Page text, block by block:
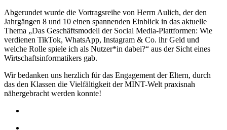
Abgerundet wurde die Vortragsreihe von Herrn Aulich, der den
Jahrgängen 8 und 10 einen spannenden Einblick in das aktuelle
Thema „Das Geschäftsmodell der Social Media-Plattformen: Wie
verdienen TikTok, WhatsApp, Instagram & Co. ihr Geld und
welche Rolle spiele ich als Nutzer*in dabei?“ aus der Sicht eines
Wirtschaftsinformatikers gab.
Wir bedanken uns herzlich für das Engagement der Eltern, durch
das den Klassen die Vielfältigkeit der MINT-Welt praxisnah
nähergebracht werden konnte!